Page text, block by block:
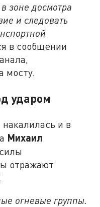
зоне досмотра
и следовать
в сообщении
мосту.
ударом
и в
Михаил
отражают
огневые группы.